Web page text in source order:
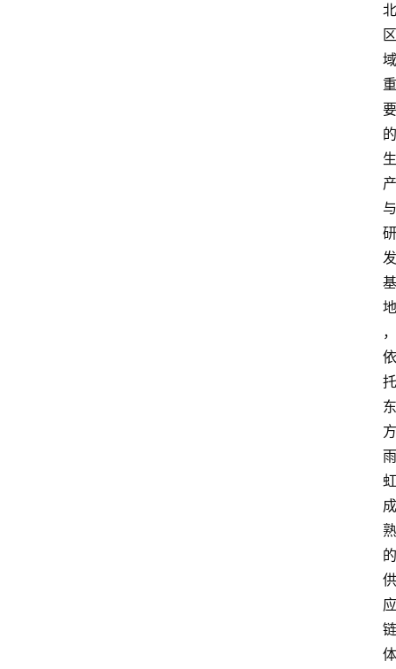
北
区
域
重
要
的
生
产
与
研
发
基
地
，
依
托
东
方
雨
虹
成
熟
的
供
应
链
体